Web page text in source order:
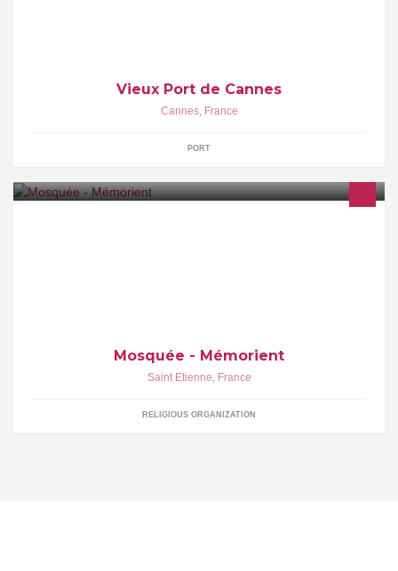
Vieux Port de Cannes
Cannes, France
PORT
Mosquée - Mémorient
Saint Etienne, France
RELIGIOUS ORGANIZATION